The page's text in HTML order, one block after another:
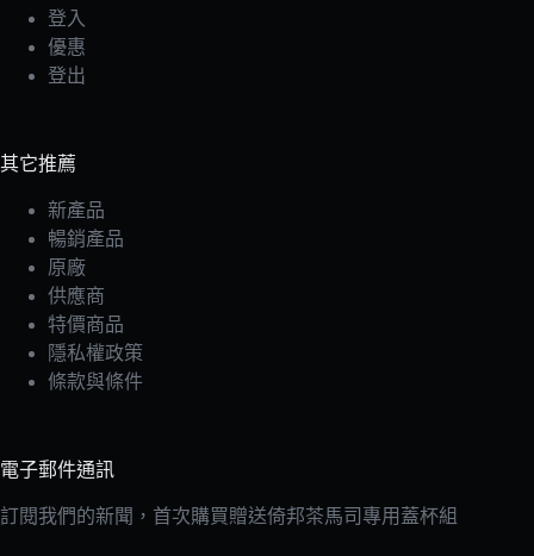
登入
優惠
登出
其它推薦
新產品
暢銷產品
原廠
供應商
特價商品
隱私權政策
條款與條件
電子郵件通訊
訂閱我們的新聞，首次購買贈送倚邦茶馬司專用蓋杯組